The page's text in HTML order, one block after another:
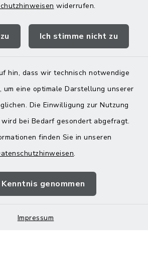
widerrufen.
Ich stimme nicht zu
hin, dass wir technisch notwendige
um eine optimale Darstellung unserer
Die Einwilligung zur Nutzung
bei Bedarf gesondert abgefragt.
finden Sie in unseren
.
Kenntnis genommen
Impressum
Barrierefreiheit
Impressum
Sitemap